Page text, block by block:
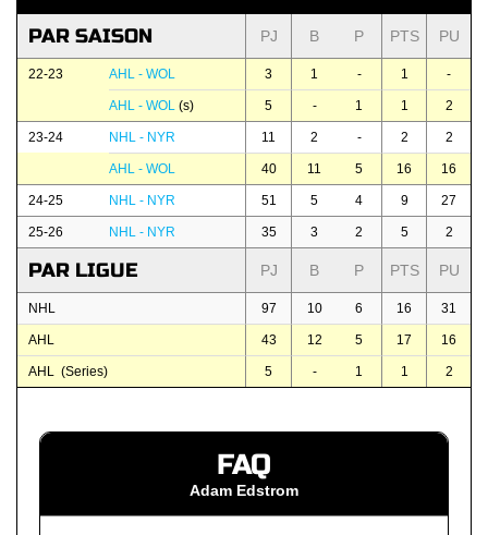
PAR SAISON PJ B P PTS PU
22-23 AHL - WOL 3 1 - 1 -
AHL - WOL (s) 5 - 1 1 2
23-24 NHL - NYR 11 2 - 2 2
AHL - WOL 40 11 5 16 16
24-25 NHL - NYR 51 5 4 9 27
25-26 NHL - NYR 35 3 2 5 2
PAR LIGUE PJ B P PTS PU
NHL 97 10 6 16 31
AHL 43 12 5 17 16
AHL (Series) 5 - 1 1 2
FAQ
Adam Edstrom